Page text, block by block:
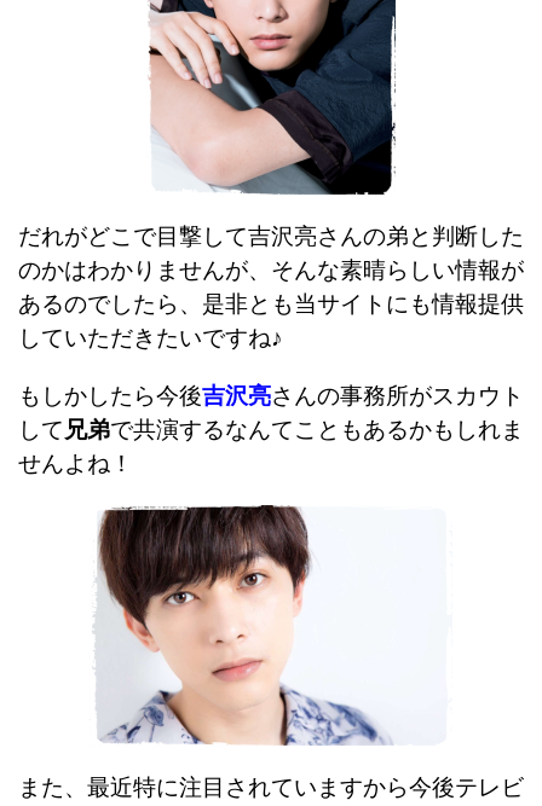
だれがどこで目撃して吉沢亮さんの弟と判断した
のかはわかりませんが、そんな素晴らしい情報が
あるのでしたら、是非とも当サイトにも情報提供
していただきたいですね♪
もしかしたら今後吉沢亮さんの事務所がスカウト
して 兄弟で共演するなんてこともあるかもしれま
せんよね！
また、最近特に注目されていますから今後テレビ